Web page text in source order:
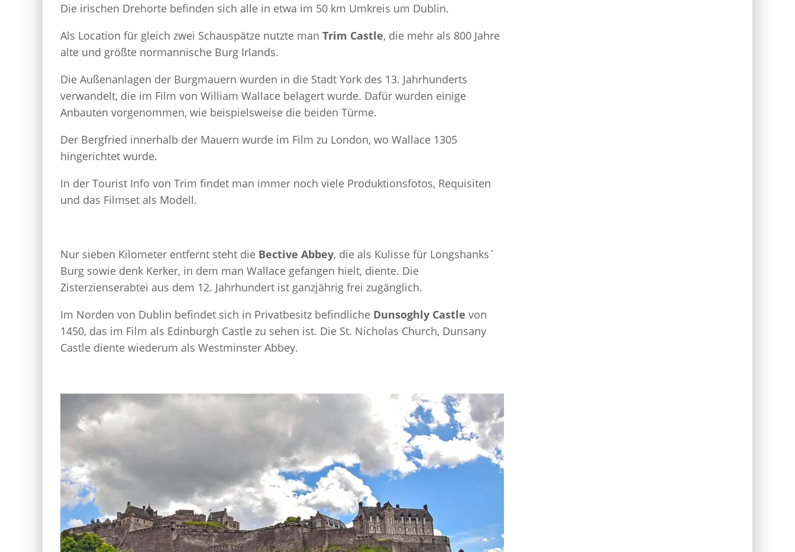
Die irischen Drehorte befinden sich alle in etwa im 50 km Umkreis um Dublin.
Als Location für gleich zwei Schauspätze nutzte man Trim Castle, die mehr als 800 Jahre
alte und größte normannische Burg Irlands.
Die Außenanlagen der Burgmauern wurden in die Stadt York des 13. Jahrhunderts
verwandelt, die im Film von William Wallace belagert wurde. Dafür wurden einige
Anbauten vorgenommen, wie beispielsweise die beiden Türme.
Der Bergfried innerhalb der Mauern wurde im Film zu London, wo Wallace 1305
hingerichtet wurde.
In der Tourist Info von Trim findet man immer noch viele Produktionsfotos, Requisiten
und das Filmset als Modell.
Nur sieben Kilometer entfernt steht die Bective Abbey, die als Kulisse für Longshanks´
Burg sowie denk Kerker, in dem man Wallace gefangen hielt, diente. Die
Zisterzienserabtei aus dem 12. Jahrhundert ist ganzjährig frei zugänglich.
Im Norden von Dublin befindet sich in Privatbesitz befindliche Dunsoghly Castle von
1450, das im Film als Edinburgh Castle zu sehen ist. Die St. Nicholas Church, Dunsany
Castle diente wiederum als Westminster Abbey.